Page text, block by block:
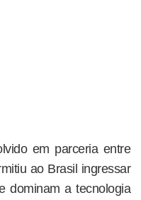
em parceria entre
ao Brasil ingressar
dominam a tecnologia